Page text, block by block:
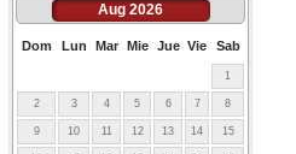
Aug 2026
Dom Lun Mar Mie Jue Vie Sab
1
2 3 4 5 6 7 8
9 10 11 12 13 14 15